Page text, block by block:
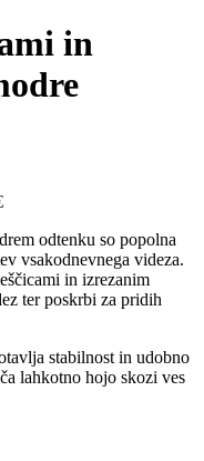
in
odtenku so popolna
vsakodnevnega videza.
in izrezanim
ter poskrbi za pridih
stabilnost in udobno
lahkotno hojo skozi ves